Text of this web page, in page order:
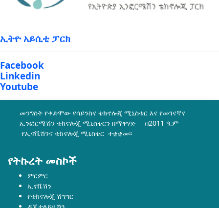
ኢትዮ አይሲቲ ፓርክ
Facebook
Linkedin
Youtube
መንግስት የቀድሞው የሳይንስና ቴክኖሎጂ ሚኒስቴር እና የመገናኛና
ኢንፎርሜሽን ቴክኖሎጂ ሚኒስቴርን በማዋሃድ በ2011 ዓ.ም
የኢኖቬሽንና ቴክኖሎጂ ሚኒስቴር ተቋቋመ፡፡
የትኩረት መስኮች
ምርምር
ኢኖቬሽን
የቴክኖሎጂ ሽግግር